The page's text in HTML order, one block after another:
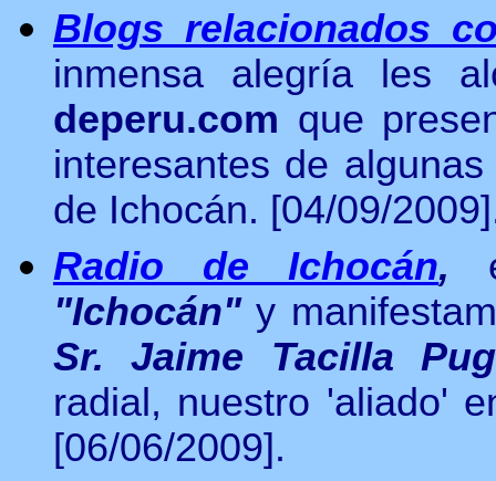
Blogs relacionados
inmensa alegría les
deperu.com que
interesantes de
de Ichocán. [04/09/
Radio de Ichocán,
"Ichocán"y
Sr. Jaime Tacilla
radial, nuestro 'aliado'
[06/06/2009].